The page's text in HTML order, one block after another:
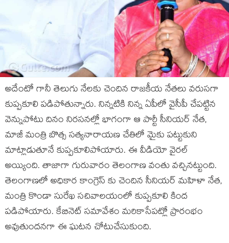
అదేంటో గానీ తెలుగు నేలకు చెందిన రాజకీయ నేతలు వరుసగా
కుప్పకూలి పడిపోతున్నారు. నిన్నటికి నిన్న ఏపీలో వైసీపీ చేపట్టిన
వెన్నుపోటు దినం నిరసనల్లో భాగంగా ఆ పార్టీ సీనియర్ నేత,
మాజీ మంత్రి బొత్స సత్యనారాయణ చేతిలో మైకు పట్టుకుని
మాట్లాడుతూనే కుప్పకూలిపోయారు. ఈ వీడియో వైరల్
అయ్యింది. తాజాగా గురువారం తెలంగాణ వంతు వచ్చినట్టుంది.
తెలంగాణలో అధికార కాంగ్రెస్ కు చెందిన సీనియర్ మహిళా నేత,
మంత్రి కొండా సురేఖ సచివాలయంలో కుప్పకూలి కింద
పడిపోయారు. కేబినెట్ సమావేశం మరికాసేపట్లో ప్రారంభం
అవుతుందనగా ఈ ఘటన చోటుచేసుకుంది.